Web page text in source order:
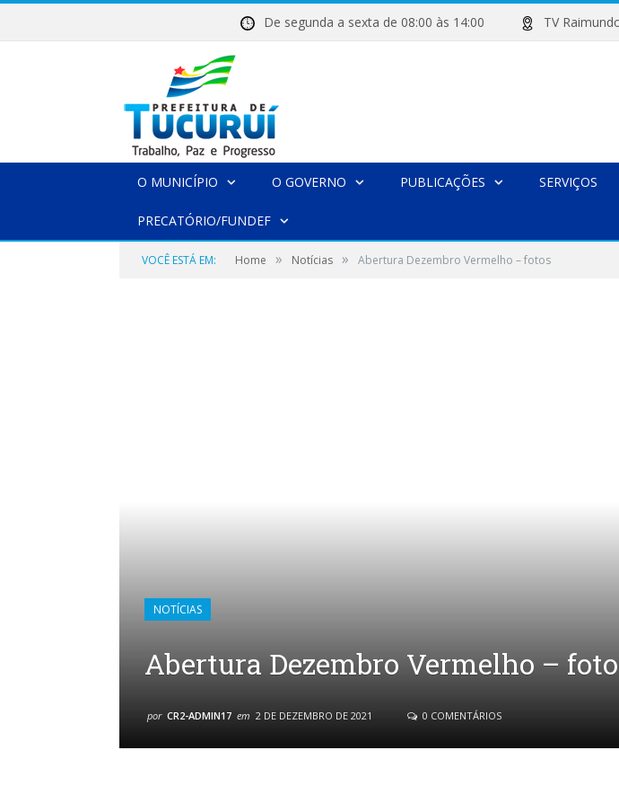
De segunda a sexta de 08:00 às 14:00 TV
O MUNICÍPIO O GOVERNO PUBLICAÇÕES SERVIÇOS
PRECATÓRIO/FUNDEF
VOCÊ ESTÁ EM: Home » Notícias » Abertura Dezembro Vermelho – fotos
NOTÍCIAS
Abertura Dezembro Vermelho –
por CR2-ADMIN17 em 2 DE DEZEMBRO DE 2021 0 COMENTÁRIOS